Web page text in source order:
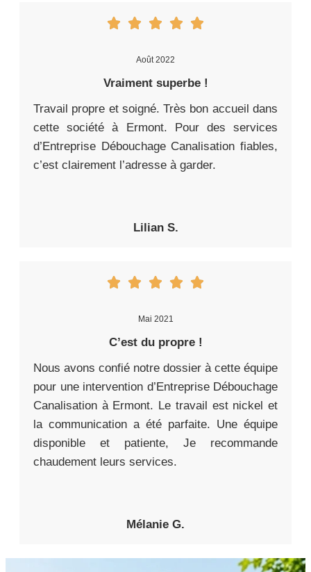
Août 2022
Vraiment superbe !
Travail propre et soigné. Très bon accueil dans
cette société à Ermont. Pour des services
d’Entreprise Débouchage Canalisation fiables,
c’est clairement l’adresse à garder.
Lilian S.
Mai 2021
C’est du propre !
Nous avons confié notre dossier à cette équipe
pour une intervention d’Entreprise Débouchage
Canalisation à Ermont. Le travail est nickel et
la communication a été parfaite. Une équipe
disponible et patiente, Je recommande
chaudement leurs services.
Mélanie G.